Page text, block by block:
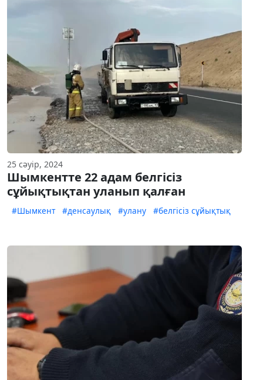
25 сәуір, 2024
Шымкентте 22 адам белгісіз
сұйықтықтан уланып қалған
#Шымкент #денсаулық #улану #белгісіз сұйықтық